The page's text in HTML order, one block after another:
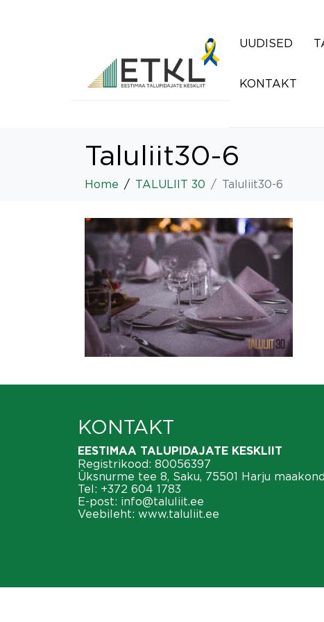
UUDISED
KONTAKT
Taluliit30-6
Home TALULIIT 30 Taluliit30-6
KONTAKT
EESTIMAA TALUPIDAJATE KESKLIIT
Registrikood: 80056397
Üksnurme tee 8, Saku, 75501 Harju maakond
Tel: +372 604 1783
E-post: info@taluliit.ee
Veebileht: www.taluliit.ee